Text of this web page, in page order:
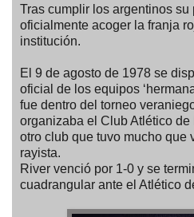
Tras cumplir los argentinos
oficialmente acoger la franja
institución.
El 9 de agosto de 1978 se
oficial de los equipos
fue dentro del torneo
organizaba el Club Atlético de
otro club que tuvo mucho que
rayista.
River venció por 1-0 y se
cuadrangular ante el Atlético